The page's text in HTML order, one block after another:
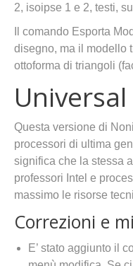
2, isoipse 1 e 2, testi,
Il comando Esporta
disegno, ma il modello
ottoforma di triangoli
Questa versione di
processori di ultima
significa che la stessa
professori Intel e
massimo le risorse
Correzioni e
E’ stato aggiunto il